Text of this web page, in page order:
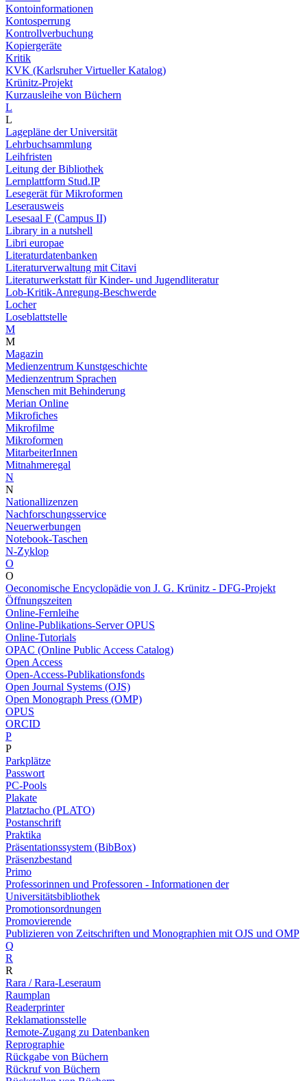
Kontoinformationen
Kontosperrung
Kontrollverbuchung
Kopiergeräte
Kritik
KVK (Karlsruher Virtueller Katalog)
Krünitz-Projekt
Kurzausleihe von Büchern
L
L
Lagepläne der Universität
Lehrbuchsammlung
Leihfristen
Leitung der Bibliothek
Lernplattform Stud.IP
Lesegerät für Mikroformen
Leserausweis
Lesesaal F (Campus II)
Library in a nutshell
Libri europae
Literaturdatenbanken
Literaturverwaltung mit Citavi
Literaturwerkstatt für Kinder- und Jugendliteratur
Lob-Kritik-Anregung-Beschwerde
Locher
Loseblattstelle
M
M
Magazin
Medienzentrum Kunstgeschichte
Medienzentrum Sprachen
Menschen mit Behinderung
Merian Online
Mikrofiches
Mikrofilme
Mikroformen
MitarbeiterInnen
Mitnahmeregal
N
N
Nationallizenzen
Nachforschungsservice
Neuerwerbungen
Notebook-Taschen
N-Zyklop
O
O
Oeconomische Encyclopädie von J. G. Krünitz - DFG-Projekt
Öffnungszeiten
Online-Fernleihe
Online-Publikations-Server OPUS
Online-Tutorials
OPAC (Online Public Access Catalog)
Open Access
Open-Access-Publikationsfonds
Open Journal Systems (OJS)
Open Monograph Press (OMP)
OPUS
ORCID
P
P
Parkplätze
Passwort
PC-Pools
Plakate
Platztacho (PLATO)
Postanschrift
Praktika
Präsentationssystem (BibBox)
Präsenzbestand
Primo
Professorinnen und Professoren - Informationen der
Universitätsbibliothek
Promotionsordnungen
Promovierende
Publizieren von Zeitschriften und Monographien mit OJS und OMP
Q
R
R
Rara / Rara-Leseraum
Raumplan
Readerprinter
Reklamationsstelle
Remote-Zugang zu Datenbanken
Reprographie
Rückgabe von Büchern
Rückruf von Büchern